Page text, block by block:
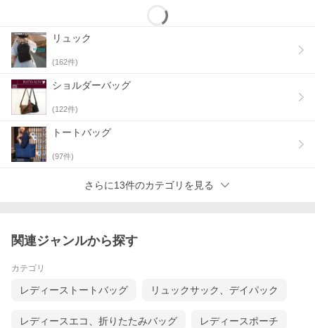
リュック
(162件)
ショルダーバッグ
(122件)
トートバッグ
(97件)
さらに13件のカテゴリを見る
関連ジャンルから探す
カテゴリ
レディーストートバッグ リュックサック、デイパック
レディースエコ、折りたたみバッグ レディースポーチ